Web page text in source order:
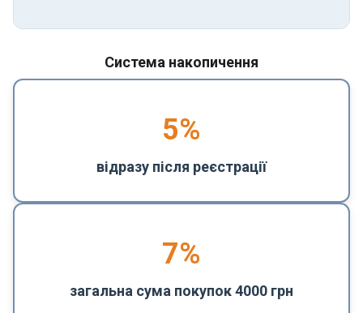
Система накопичення
5%
відразу після реєстрації
7%
загальна сума покупок 4000 грн